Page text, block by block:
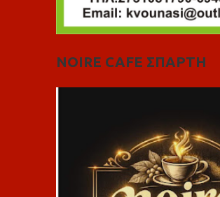
NOIRE CAFE ΣΠΑΡΤΗ